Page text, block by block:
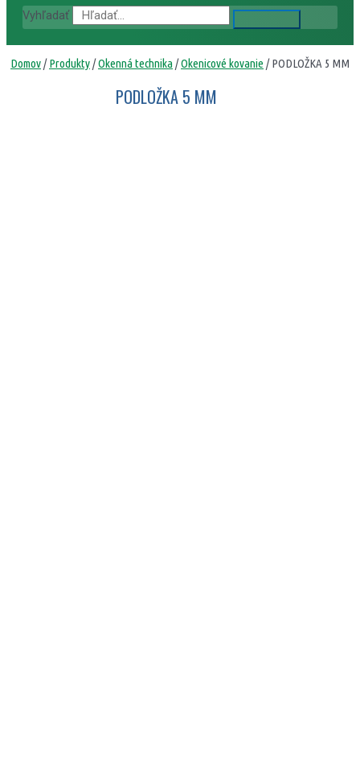
Vyhľadať
Domov/Produkty/Okenná technika /Okenicové kovanie / PODLOŽKA 5 MM
PODLOŽKA 5 MM